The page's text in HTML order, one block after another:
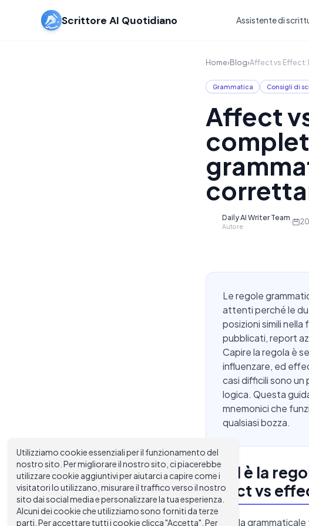
Scrittore AI Quotidiano Assistente di
Home›Blog›Affect vs Effect:
Grammatica Consigli di
Affect
Daily AI Writer Team
Autore
·
Le regole
attenti perché le
posizioni simili
pubblicati, report
Capire la regola è
influenzare, ed
casi difficili sono un
logica. Questa
mnemonici che
qualsiasi bozza.
Qual è la
affect vs
La regola
Utilizziamo cookie essenziali per il funzionamento del
nostro sito. Per migliorare il nostro sito, ci piacerebbe
utilizzare cookie aggiuntivi per aiutarci a capire come i
visitatori lo utilizzano, misurare il traffico verso il nostro
sito dai social media e personalizzare la tua esperienza.
Alcuni dei cookie che utilizziamo sono forniti da terze
parti. Per accettare tutti i cookie clicca "Accetta". Per